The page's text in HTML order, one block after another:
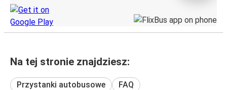
Na tej stronie znajdziesz:
Przystanki autobusowe
FAQ